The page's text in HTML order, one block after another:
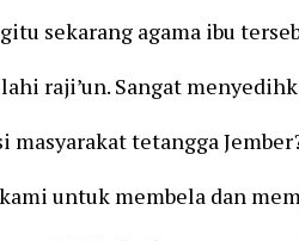
sekarang agama ibu
raji’un. Sangat
tetangga
untuk membela dan